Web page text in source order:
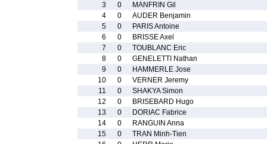
3
0
MANFRIN Gil
4
0
AUDER Benjamin
5
0
PARIS Antoine
6
0
BRISSE Axel
7
0
TOUBLANC Eric
8
0
GENELETTI Nathan
9
0
HAMMERLE Jose
10
0
VERNER Jeremy
11
0
SHAKYA Simon
12
0
BRISEBARD Hugo
13
0
DORIAC Fabrice
14
0
RANGUIN Anna
15
0
TRAN Minh-Tien